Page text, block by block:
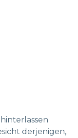
hinterlassen
derjenigen,